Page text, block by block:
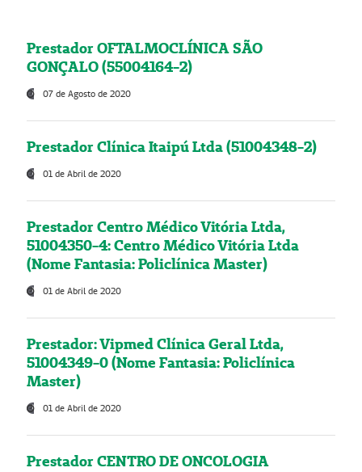
Prestador OFTALMOCLÍNICA SÃO
GONÇALO (55004164-2)
07 de Agosto de 2020
Prestador Clínica Itaipú Ltda (51004348-2)
01 de Abril de 2020
Prestador Centro Médico Vitória Ltda,
51004350-4: Centro Médico Vitória Ltda
(Nome Fantasia: Policlínica Master)
01 de Abril de 2020
Prestador: Vipmed Clínica Geral Ltda,
51004349-0 (Nome Fantasia: Policlínica
Master)
01 de Abril de 2020
Prestador CENTRO DE ONCOLOGIA